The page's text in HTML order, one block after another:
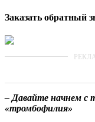
Заказать обратный
– Давайте начнем с
«тромбофилия»